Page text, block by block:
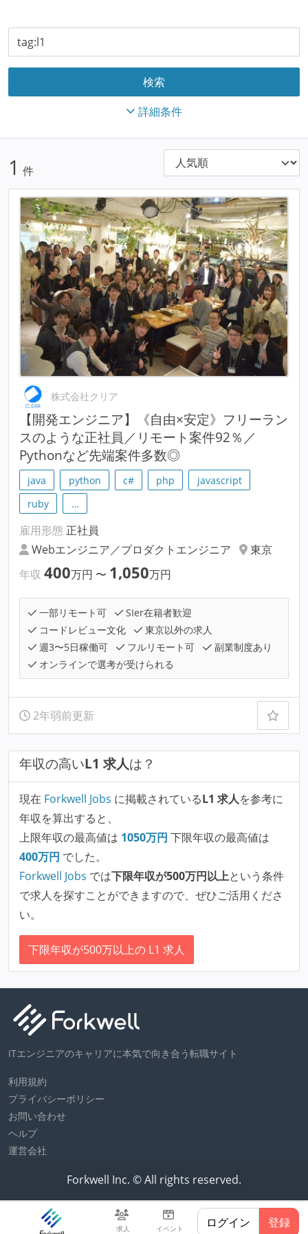
求人 イベント ログイン 登録
詳細条件
1 件
株式会社クリア
【開発エンジニア】《自由×安定》フリーラン
スのような正社員／リモート案件92％／
Pythonなど先端案件多数◎
java python c# php
javascript
ruby
…
雇用形態 正社員
Webエンジニア／プロダクトエンジニア
東京
年収 400万円 〜 1,050万円
一部リモート可
SIer在籍者歓迎
コードレビュー文化
東京以外の求人
週3〜5日稼働可
フルリモート可
副業制度あり
オンラインで選考が受けられる
2年弱前更新
年収の高いL1 求人は？
現在 Forkwell Jobs に掲載されているL1 求人を参考に
年収を算出すると、
上限年収の最高値は 1050万円 下限年収の最高値は
400万円 でした。
Forkwell Jobs では下限年収が500万円以上という条件
で求人を探すことができますので、ぜひご活用くださ
い。
下限年収が500万以上の L1 求人
ITエンジニアのキャリアに本気で向き合う転職サイト
利用規約
プライバシーポリシー
お問い合わせ
ヘルプ
運営会社
Forkwell Inc. © All rights reserved.